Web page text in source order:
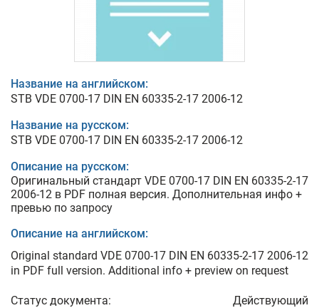
Название на английском:
STB VDE 0700-17 DIN EN 60335-2-17 2006-12
Название на русском:
STB VDE 0700-17 DIN EN 60335-2-17 2006-12
Описание на русском:
Оригинальный стандарт VDE 0700-17 DIN EN 60335-2-17
2006-12 в PDF полная версия. Дополнительная инфо +
превью по запросу
Описание на английском:
Original standard VDE 0700-17 DIN EN 60335-2-17 2006-12
in PDF full version. Additional info + preview on request
Статус документа: Действующий